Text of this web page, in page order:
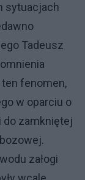
sytuacjach
Tadeusz
fenomen,
w oparciu o
do zamkniętej
załogi